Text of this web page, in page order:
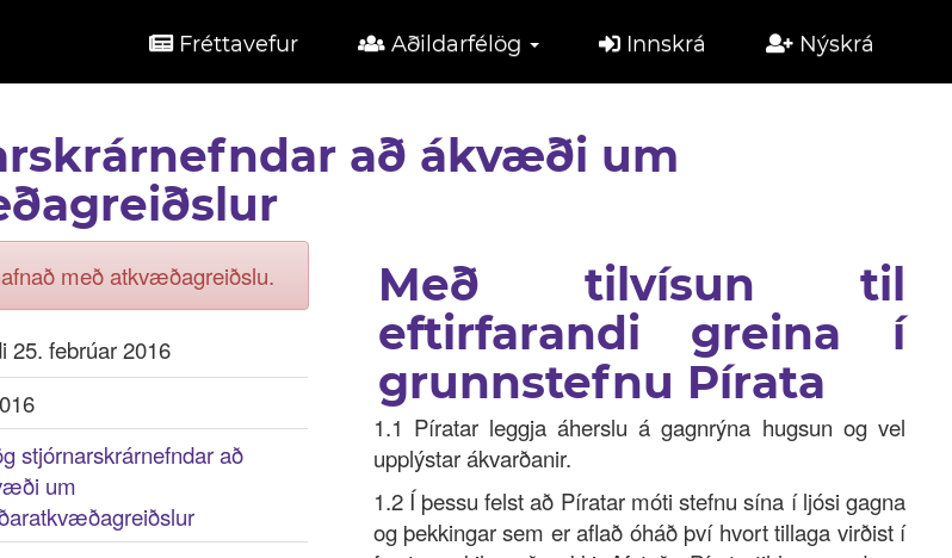
Fréttavefur Aðildarfélög Innskrá Nýskrá
að ákvæði um
með atkvæðagreiðslu.
25. febrúar 2016
stjórnarskrárnefndar að
um
Með tilvísun til
eftirfarandi greina í
grunnstefnu Pírata
1.1 Píratar leggja áherslu á gagnrýna hugsun og vel
upplýstar ákvarðanir.
1.2 Í þessu felst að Píratar móti stefnu sína í ljósi gagna
og þekkingar sem er aflað óháð því hvort tillaga virðist í